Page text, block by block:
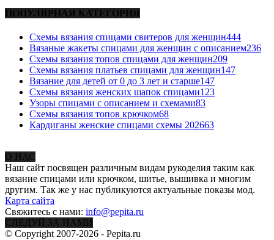
ПОПУЛЯРНАЯ КАТЕГОРИЯ
Схемы вязания спицами свитеров для женщин444
Вязаные жакеты спицами для женщин с описанием236
Схемы вязания топов спицами для женщин209
Схемы вязания платьев спицами для женщин147
Вязание для детей от 0 до 3 лет и старше147
Схемы вязания женских шапок спицами123
Узоры спицами с описанием и схемами83
Схемы вязания топов крючком68
Кардиганы женские спицами схемы 202663
О НАС
Наш сайт посвящен различным видам рукоделия таким как
вязание спицами или крючком, шитье, вышивка и многим
другим. Так же у нас публикуются актуальные показы мод.
Карта сайта
Свяжитесь с нами: info@pepita.ru
СЛЕДУЙ ЗА НАМИ
© Copyright 2007-2026 - Pepita.ru